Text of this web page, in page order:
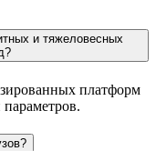
и тяжеловесных
платформ